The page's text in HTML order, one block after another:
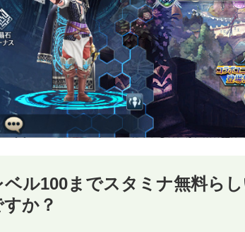
ベル100までスタミナ無料ら
か？